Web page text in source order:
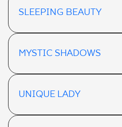
SLEEPING BEAUTY
MYSTIC SHADOWS
UNIQUE LADY